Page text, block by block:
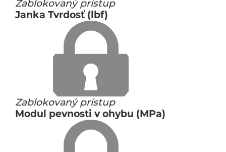
Zablokovaný prístup
Janka Tvrdosť (lbf)
Zablokovaný prístup
Modul pevnosti v ohybu (MPa)